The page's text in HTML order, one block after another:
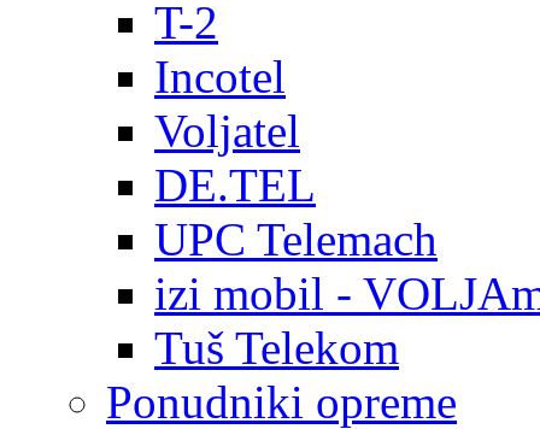
T-2
Incotel
Voljatel
DE.TEL
UPC Telemach
izi mobil -
Tuš Telekom
Ponudniki opreme